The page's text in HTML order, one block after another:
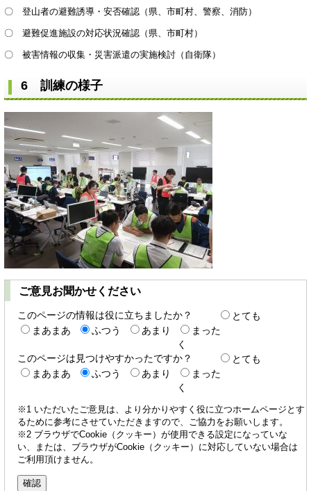
〇 登山者の避難誘導・安否確認（県、市町村、警察、消防）
〇 避難促進施設の対応状況確認（県、市町村）
〇 被害情報の収集・災害派遣の実施検討（自衛隊）
6 訓練の様子
ご意見お聞かせください
このページの情報は役に立ちましたか？
とても
まあまあ
ふつう あまり
まった
く
このページは見つけやすかったですか？
とても
まあまあ
ふつう あまり
まった
く
※1 いただいたご意見は、より分かりやすく役に立つホームページとす
るために参考にさせていただきますので、ご協力をお願いします。
※2 ブラウザでCookie（クッキー）が使用できる設定になっていな
い、または、ブラウザがCookie（クッキー）に対応していない場合は
ご利用頂けません。